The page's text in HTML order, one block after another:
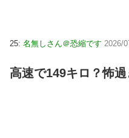
25: 名無しさん＠恐縮です 2026/
高速で149キロ？怖過